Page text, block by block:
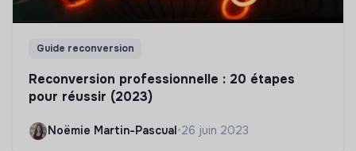
Guide reconversion
Reconversion professionnelle : 20 étapes
pour réussir (2023)
Noëmie Martin-Pascual•26 juin 2023